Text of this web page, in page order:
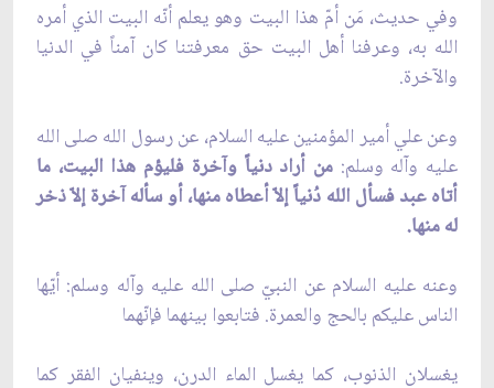
وفي حديث، مَن أمّ هذا البيت وهو يعلم أنّه البيت الذي أمره
الله به، وعرفنا أهل البيت حق معرفتنا كان آمناً في الدنيا
والآخرة.
وعن علي أمير المؤمنين عليه السلام، عن رسول الله صلى الله
عليه وآله وسلم:من أراد دنياً وآخرة فليؤم هذا البيت، ما
أتاه عبد فسأل الله دُنياً إلاّ أعطاه منها، أو سأله آخرة إلاّ ذخر
له منها.
وعنه عليه السلام عن النبيّ صلى الله عليه وآله وسلم: أيّها
الناس عليكم بالحج والعمرة. فتابعوا بينهما فإنّهما
يغسلان الذنوب، كما يغسل الماء الدرن، وينفيان الفقر كما